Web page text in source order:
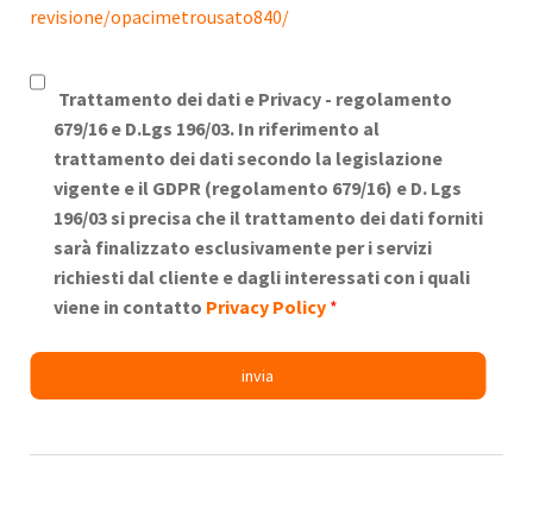
revisione/opacimetrousato840/
Trattamento dei dati e Privacy - regolamento
679/16 e D.Lgs 196/03. In riferimento al
trattamento dei dati secondo la legislazione
vigente e il GDPR (regolamento 679/16) e D. Lgs
196/03 si precisa che il trattamento dei dati forniti
sarà finalizzato esclusivamente per i servizi
richiesti dal cliente e dagli interessati con i quali
viene in contatto Privacy Policy *